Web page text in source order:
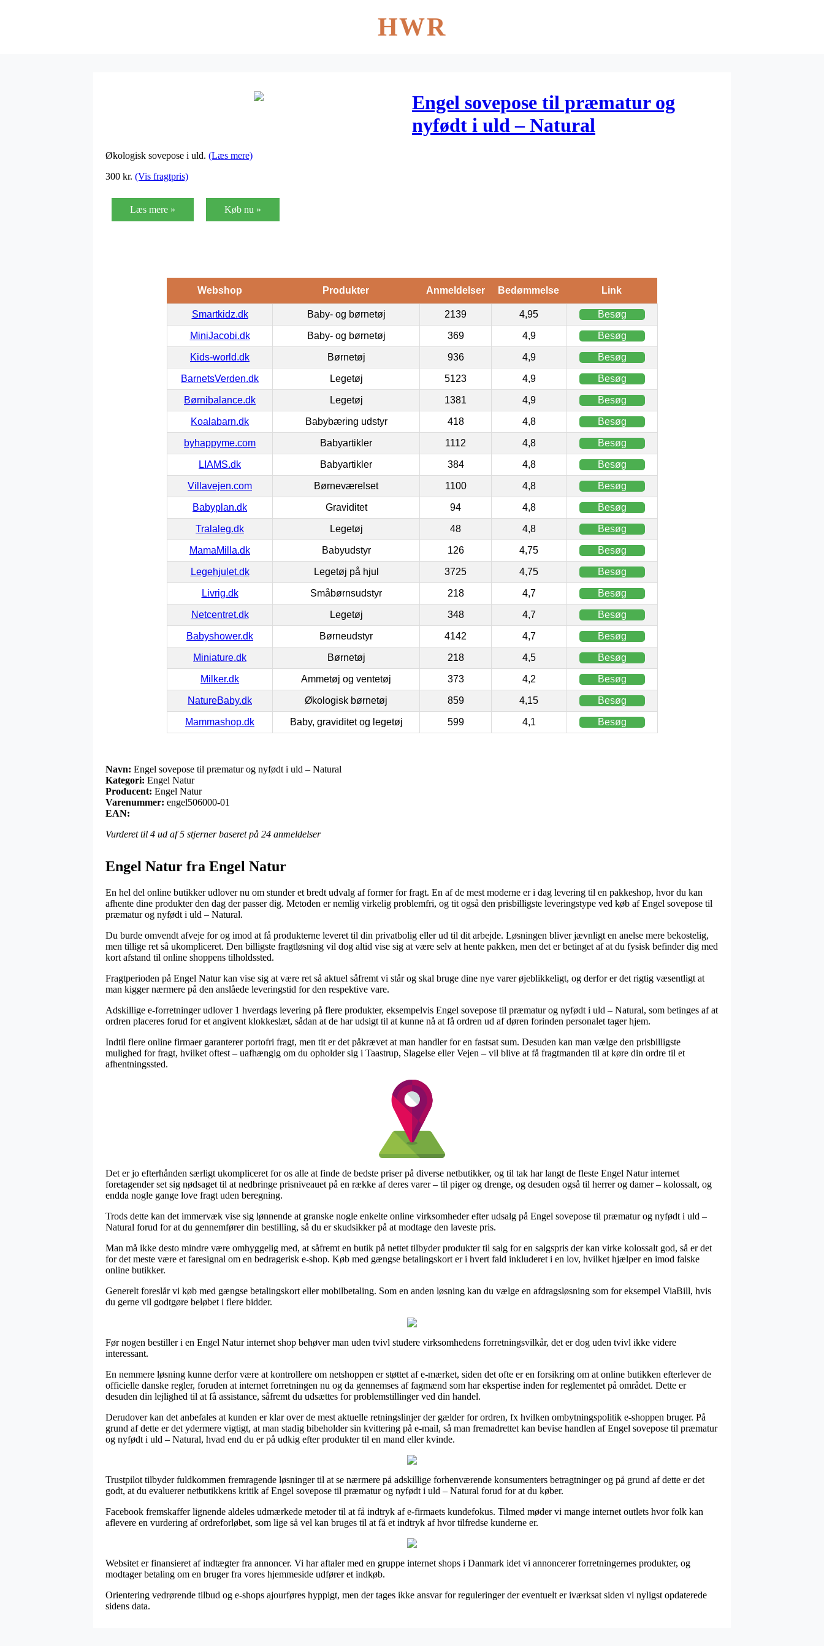
HWR
Engel sovepose til præmatur og
nyfødt i uld – Natural
Økologisk sovepose i uld. (Læs mere)
300 kr. (Vis fragtpris)
Læs mere » Køb nu »
Webshop Produkter Anmeldelser Bedømmelse Link
Smartkidz.dk Baby- og børnetøj 2139 4,95 Besøg
MiniJacobi.dk Baby- og børnetøj 369 4,9 Besøg
Kids-world.dk Børnetøj 936 4,9 Besøg
BarnetsVerden.dk Legetøj 5123 4,9 Besøg
Børnibalance.dk Legetøj 1381 4,9 Besøg
Koalabarn.dk Babybæring udstyr 418 4,8 Besøg
byhappyme.com Babyartikler 1112 4,8 Besøg
LIAMS.dk Babyartikler 384 4,8 Besøg
Villavejen.com Børneværelset 1100 4,8 Besøg
Babyplan.dk Graviditet 94 4,8 Besøg
Tralaleg.dk Legetøj 48 4,8 Besøg
MamaMilla.dk Babyudstyr 126 4,75 Besøg
Legehjulet.dk Legetøj på hjul 3725 4,75 Besøg
Livrig.dk Småbørnsudstyr 218 4,7 Besøg
Netcentret.dk Legetøj 348 4,7 Besøg
Babyshower.dk Børneudstyr 4142 4,7 Besøg
Miniature.dk Børnetøj 218 4,5 Besøg
Milker.dk Ammetøj og ventetøj 373 4,2 Besøg
NatureBaby.dk Økologisk børnetøj 859 4,15 Besøg
Mammashop.dk Baby, graviditet og legetøj 599 4,1 Besøg
Navn: Engel sovepose til præmatur og nyfødt i uld – Natural
Kategori: Engel Natur
Producent: Engel Natur
Varenummer: engel506000-01
EAN:
Vurderet til 4 ud af 5 stjerner baseret på 24 anmeldelser
Engel Natur fra Engel Natur
En hel del online butikker udlover nu om stunder et bredt udvalg af former for fragt. En af de mest moderne er i dag levering til en pakkeshop, hvor du kan
afhente dine produkter den dag der passer dig. Metoden er nemlig virkelig problemfri, og tit også den prisbilligste leveringstype ved køb af Engel sovepose til
præmatur og nyfødt i uld – Natural.
Du burde omvendt afveje for og imod at få produkterne leveret til din privatbolig eller ud til dit arbejde. Løsningen bliver jævnligt en anelse mere bekostelig,
men tillige ret så ukompliceret. Den billigste fragtløsning vil dog altid vise sig at være selv at hente pakken, men det er betinget af at du fysisk befinder dig med
kort afstand til online shoppens tilholdssted.
Fragtperioden på Engel Natur kan vise sig at være ret så aktuel såfremt vi står og skal bruge dine nye varer øjeblikkeligt, og derfor er det rigtig væsentligt at
man kigger nærmere på den anslåede leveringstid for den respektive vare.
Adskillige e-forretninger udlover 1 hverdags levering på flere produkter, eksempelvis Engel sovepose til præmatur og nyfødt i uld – Natural, som betinges af at
ordren placeres forud for et angivent klokkeslæt, sådan at de har udsigt til at kunne nå at få ordren ud af døren forinden personalet tager hjem.
Indtil flere online firmaer garanterer portofri fragt, men tit er det påkrævet at man handler for en fastsat sum. Desuden kan man vælge den prisbilligste
mulighed for fragt, hvilket oftest – uafhængig om du opholder sig i Taastrup, Slagelse eller Vejen – vil blive at få fragtmanden til at køre din ordre til et
afhentningssted.
Det er jo efterhånden særligt ukompliceret for os alle at finde de bedste priser på diverse netbutikker, og til tak har langt de fleste Engel Natur internet
foretagender set sig nødsaget til at nedbringe prisniveauet på en række af deres varer – til piger og drenge, og desuden også til herrer og damer – kolossalt, og
endda nogle gange love fragt uden beregning.
Trods dette kan det immervæk vise sig lønnende at granske nogle enkelte online virksomheder efter udsalg på Engel sovepose til præmatur og nyfødt i uld –
Natural forud for at du gennemfører din bestilling, så du er skudsikker på at modtage den laveste pris.
Man må ikke desto mindre være omhyggelig med, at såfremt en butik på nettet tilbyder produkter til salg for en salgspris der kan virke kolossalt god, så er det
for det meste være et faresignal om en bedragerisk e-shop. Køb med gængse betalingskort er i hvert fald inkluderet i en lov, hvilket hjælper en imod falske
online butikker.
Generelt foreslår vi køb med gængse betalingskort eller mobilbetaling. Som en anden løsning kan du vælge en afdragsløsning som for eksempel ViaBill, hvis
du gerne vil godtgøre beløbet i flere bidder.
Før nogen bestiller i en Engel Natur internet shop behøver man uden tvivl studere virksomhedens forretningsvilkår, det er dog uden tvivl ikke videre
interessant.
En nemmere løsning kunne derfor være at kontrollere om netshoppen er støttet af e-mærket, siden det ofte er en forsikring om at online butikken efterlever de
officielle danske regler, foruden at internet forretningen nu og da gennemses af fagmænd som har ekspertise inden for reglementet på området. Dette er
desuden din lejlighed til at få assistance, såfremt du udsættes for problemstillinger ved din handel.
Derudover kan det anbefales at kunden er klar over de mest aktuelle retningslinjer der gælder for ordren, fx hvilken ombytningspolitik e-shoppen bruger. På
grund af dette er det ydermere vigtigt, at man stadig bibeholder sin kvittering på e-mail, så man fremadrettet kan bevise handlen af Engel sovepose til præmatur
og nyfødt i uld – Natural, hvad end du er på udkig efter produkter til en mand eller kvinde.
Trustpilot tilbyder fuldkommen fremragende løsninger til at se nærmere på adskillige forhenværende konsumenters betragtninger og på grund af dette er det
godt, at du evaluerer netbutikkens kritik af Engel sovepose til præmatur og nyfødt i uld – Natural forud for at du køber.
Facebook fremskaffer lignende aldeles udmærkede metoder til at få indtryk af e-firmaets kundefokus. Tilmed møder vi mange internet outlets hvor folk kan
aflevere en vurdering af ordreforløbet, som lige så vel kan bruges til at få et indtryk af hvor tilfredse kunderne er.
Websitet er finansieret af indtægter fra annoncer. Vi har aftaler med en gruppe internet shops i Danmark idet vi annoncerer forretningernes produkter, og
modtager betaling om en bruger fra vores hjemmeside udfører et indkøb.
Orientering vedrørende tilbud og e-shops ajourføres hyppigt, men der tages ikke ansvar for reguleringer der eventuelt er iværksat siden vi nyligst opdaterede
sidens data.